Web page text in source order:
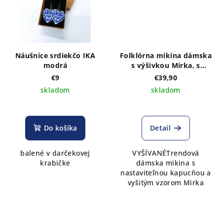
Náušnice srdiekčo IKA
modrá
€9
skladom
Do košíka
balené v darčekovej
krabičke
Folklórna mikina dámska
s výšivkou Mirka, s
kapucňou
€39,90
skladom
Detail
VYŠÍVANÉTrendová
dámska mikina s
nastaviteľnou kapucňou a
vyšitým vzorom Mirka